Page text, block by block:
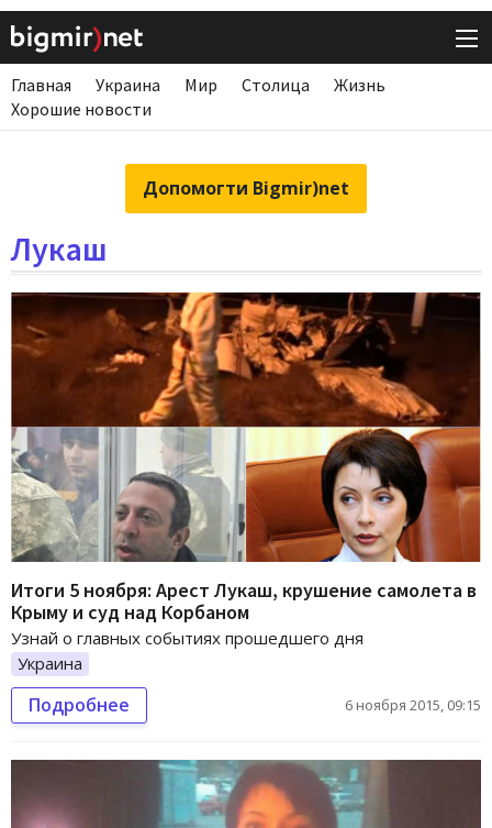
Главная Украина Мир Столица
Жизнь
Хорошие новости
Допомогти Bigmir)net
Лукаш
Итоги 5 ноября: Арест Лукаш, крушение самолета в
Крыму и суд над Корбаном
Узнай о главных событиях прошедшего дня
Украина
Подробнее 6 ноября 2015, 09:15